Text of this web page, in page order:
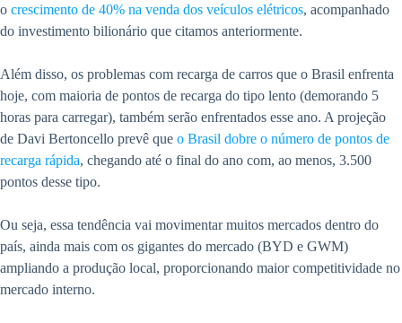
o crescimento de 40% na venda dos veículos elétricos, acompanhado
do investimento bilionário que citamos anteriormente.
Além disso, os problemas com recarga de carros que o Brasil enfrenta
hoje, com maioria de pontos de recarga do tipo lento (demorando 5
horas para carregar), também serão enfrentados esse ano. A projeção
de Davi Bertoncello prevê que o Brasil dobre o número de pontos de
recarga rápida, chegando até o final do ano com, ao menos, 3.500
pontos desse tipo.
Ou seja, essa tendência vai movimentar muitos mercados dentro do
país, ainda mais com os gigantes do mercado (BYD e GWM)
ampliando a produção local, proporcionando maior competitividade no
mercado interno.